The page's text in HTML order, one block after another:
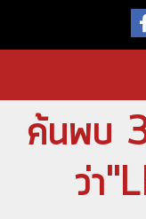
ค้นพบ
ว่า